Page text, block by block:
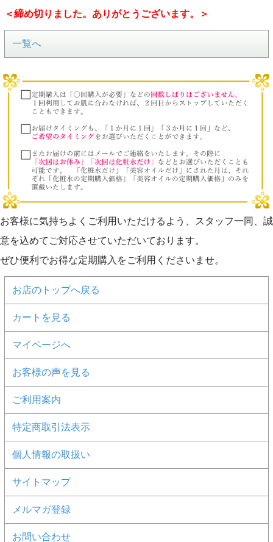
＜締め切りました。ありがとうございます。＞
一覧へ
お客様に気持ちよくご利用いただけるよう、スタッフ一同、誠
意を込めてご対応させていただいております。
ぜひ便利でお得な定期購入をご利用くださいませ。
お店のトップへ戻る
カートを見る
マイページへ
お客様の声を見る
ご利用案内
特定商取引法表示
個人情報の取扱い
サイトマップ
メルマガ登録
お問い合わせ